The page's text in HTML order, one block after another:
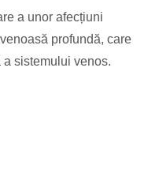
a unor afecțiuni
profundă, care
sistemului venos.